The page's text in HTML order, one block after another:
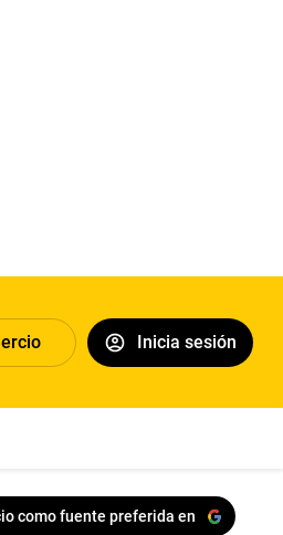
Inicia sesión
como fuente preferida en